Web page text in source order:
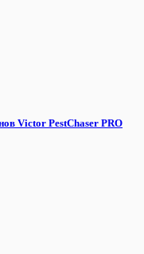
Victor PestChaser PRO